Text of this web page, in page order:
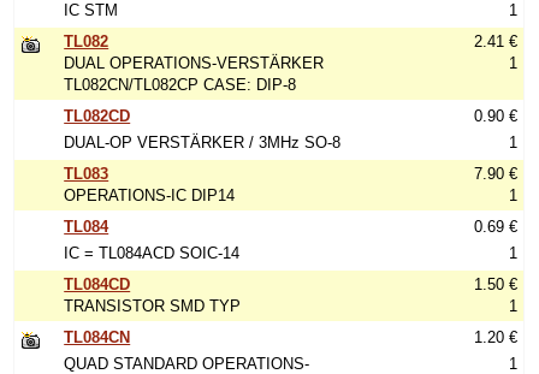
IC STM
1
TL082
DUAL OPERATIONS-VERSTÄRKER
TL082CN/TL082CP CASE: DIP-8
2.41 €
1
TL082CD
DUAL-OP VERSTÄRKER / 3MHz SO-8
0.90 €
1
TL083
OPERATIONS-IC DIP14
7.90 €
1
TL084
IC = TL084ACD SOIC-14
0.69 €
1
TL084CD
TRANSISTOR SMD TYP
1.50 €
1
TL084CN
QUAD STANDARD OPERATIONS-
1.20 €
1